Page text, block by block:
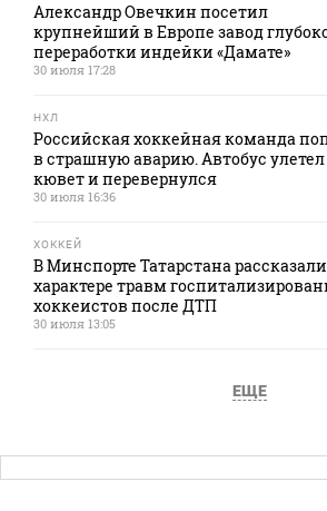
Александр Овечкин посетил
крупнейший в Европе завод
переработки индейки «Дамате»
30 июля 17:28
НХЛ
Российская хоккейная команда
в страшную аварию. Автобус улетел
кювет и перевернулся
30 июля 16:36
ХОККЕЙ
В Минспорте Татарстана
характере травм
хоккеистов после ДТП
30 июля 13:05
ЕЩЕ